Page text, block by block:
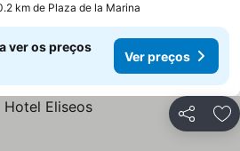
km de Plaza de la Marina
ver os preços
Ver preços
Partilhar